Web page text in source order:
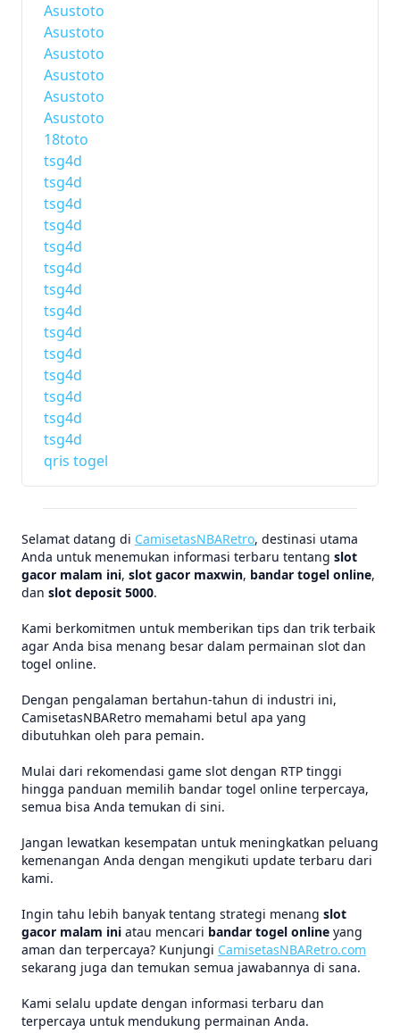
Asustoto
Asustoto
Asustoto
Asustoto
Asustoto
Asustoto
18toto
tsg4d
tsg4d
tsg4d
tsg4d
tsg4d
tsg4d
tsg4d
tsg4d
tsg4d
tsg4d
tsg4d
tsg4d
tsg4d
tsg4d
qris togel
Selamat datang di CamisetasNBARetro, destinasi utama
Anda untuk menemukan informasi terbaru tentang slot
gacor malam ini, slot gacor maxwin, bandar togel online,
dan slot deposit 5000.
Kami berkomitmen untuk memberikan tips dan trik terbaik
agar Anda bisa menang besar dalam permainan slot dan
togel online.
Dengan pengalaman bertahun-tahun di industri ini,
CamisetasNBARetro memahami betul apa yang
dibutuhkan oleh para pemain.
Mulai dari rekomendasi game slot dengan RTP tinggi
hingga panduan memilih bandar togel online terpercaya,
semua bisa Anda temukan di sini.
Jangan lewatkan kesempatan untuk meningkatkan peluang
kemenangan Anda dengan mengikuti update terbaru dari
kami.
Ingin tahu lebih banyak tentang strategi menang slot
gacor malam ini atau mencari bandar togel online yang
aman dan terpercaya? Kunjungi CamisetasNBARetro.com
sekarang juga dan temukan semua jawabannya di sana.
Kami selalu update dengan informasi terbaru dan
terpercaya untuk mendukung permainan Anda.